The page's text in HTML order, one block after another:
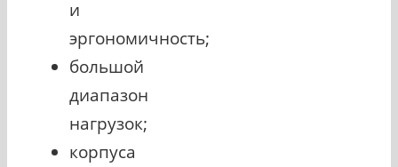
и
эргономичность;
большой
диапазон
нагрузок;
корпуса